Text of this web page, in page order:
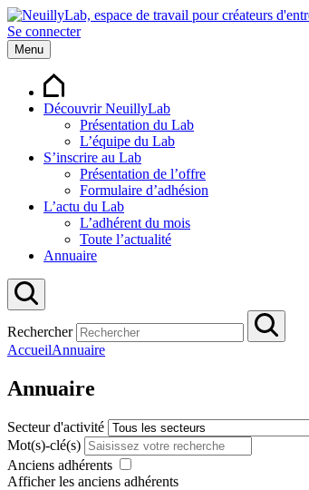
Se connecter
Menu
Découvrir NeuillyLab
Présentation du Lab
L’équipe du Lab
S’inscrire au Lab
Présentation de l’offre
Formulaire d’adhésion
L’actu du Lab
L’adhérent du mois
Toute l’actualité
Annuaire
Rechercher
AccueilAnnuaire
Annuaire
Secteur d'activité
Mot(s)-clé(s)
Anciens adhérents
Afficher les anciens adhérents